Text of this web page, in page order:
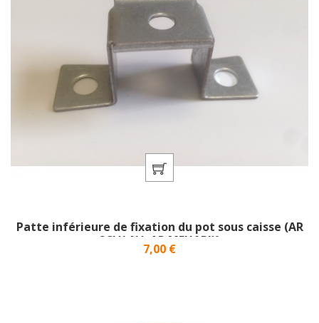
Patte inférieure de fixation du pot sous caisse (AR
2CV/ AV+AR MEHARI)}
Prix
7,00 €